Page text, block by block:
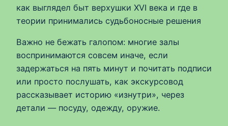
как выглядел быт верхушки XVI века и где в
теории принимались судьбоносные решения
Важно не бежать галопом: многие залы
воспринимаются совсем иначе, если
задержаться на пять минут и почитать подписи
или просто послушать, как экскурсовод
рассказывает историю «изнутри», через
детали — посуду, одежду, оружие.